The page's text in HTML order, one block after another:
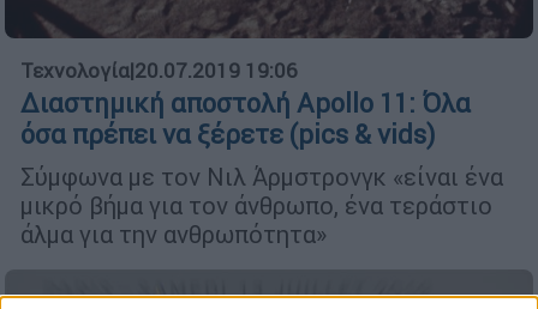
Τεχνολογία|20.07.2019 19:06
Διαστημική αποστολή Apollo 11: Όλα
όσα πρέπει να ξέρετε (pics & vids)
Σύμφωνα με τον Νιλ Άρμστρονγκ «είναι ένα
μικρό βήμα για τον άνθρωπο, ένα τεράστιο
άλμα για την ανθρωπότητα»